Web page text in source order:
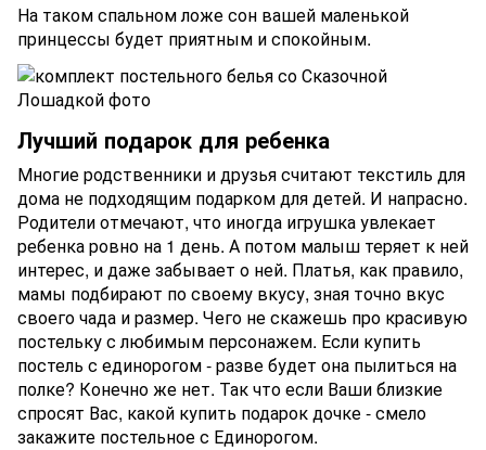
На таком спальном ложе сон вашей маленькой
принцессы будет приятным и спокойным.
Лучший подарок для ребенка
Многие родственники и друзья считают текстиль для
дома не подходящим подарком для детей. И напрасно.
Родители отмечают, что иногда игрушка увлекает
ребенка ровно на 1 день. А потом малыш теряет к ней
интерес, и даже забывает о ней. Платья, как правило,
мамы подбирают по своему вкусу, зная точно вкус
своего чада и размер. Чего не скажешь про красивую
постельку с любимым персонажем. Если купить
постель с единорогом - разве будет она пылиться на
полке? Конечно же нет. Так что если Ваши близкие
спросят Вас, какой купить подарок дочке - смело
закажите постельное с Единорогом.